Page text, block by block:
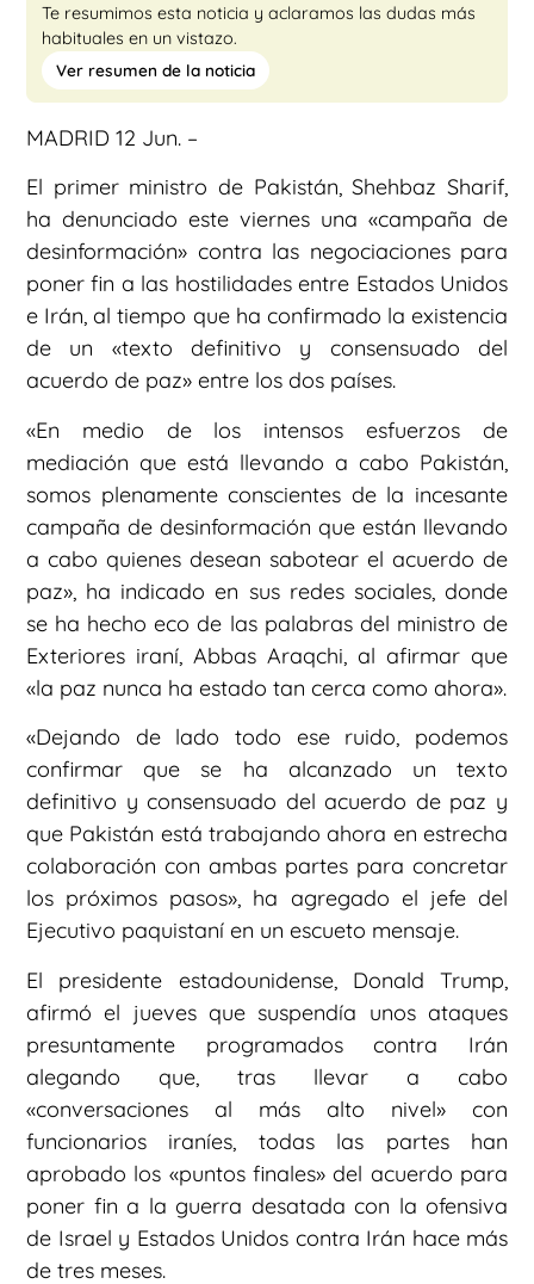
Te resumimos esta noticia y aclaramos las dudas más
habituales en un vistazo.
Ver resumen de la noticia
MADRID 12 Jun. –
El primer ministro de Pakistán, Shehbaz Sharif,
ha denunciado este viernes una «campaña de
desinformación» contra las negociaciones para
poner fin a las hostilidades entre Estados Unidos
e Irán, al tiempo que ha confirmado la existencia
de un «texto definitivo y consensuado del
acuerdo de paz» entre los dos países.
«En medio de los intensos esfuerzos de
mediación que está llevando a cabo Pakistán,
somos plenamente conscientes de la incesante
campaña de desinformación que están llevando
a cabo quienes desean sabotear el acuerdo de
paz», ha indicado en sus redes sociales, donde
se ha hecho eco de las palabras del ministro de
Exteriores iraní, Abbas Araqchi, al afirmar que
«la paz nunca ha estado tan cerca como ahora».
«Dejando de lado todo ese ruido, podemos
confirmar que se ha alcanzado un texto
definitivo y consensuado del acuerdo de paz y
que Pakistán está trabajando ahora en estrecha
colaboración con ambas partes para concretar
los próximos pasos», ha agregado el jefe del
Ejecutivo paquistaní en un escueto mensaje.
El presidente estadounidense, Donald Trump,
afirmó el jueves que suspendía unos ataques
presuntamente programados contra Irán
alegando que, tras llevar a cabo
«conversaciones al más alto nivel» con
funcionarios iraníes, todas las partes han
aprobado los «puntos finales» del acuerdo para
poner fin a la guerra desatada con la ofensiva
de Israel y Estados Unidos contra Irán hace más
de tres meses.